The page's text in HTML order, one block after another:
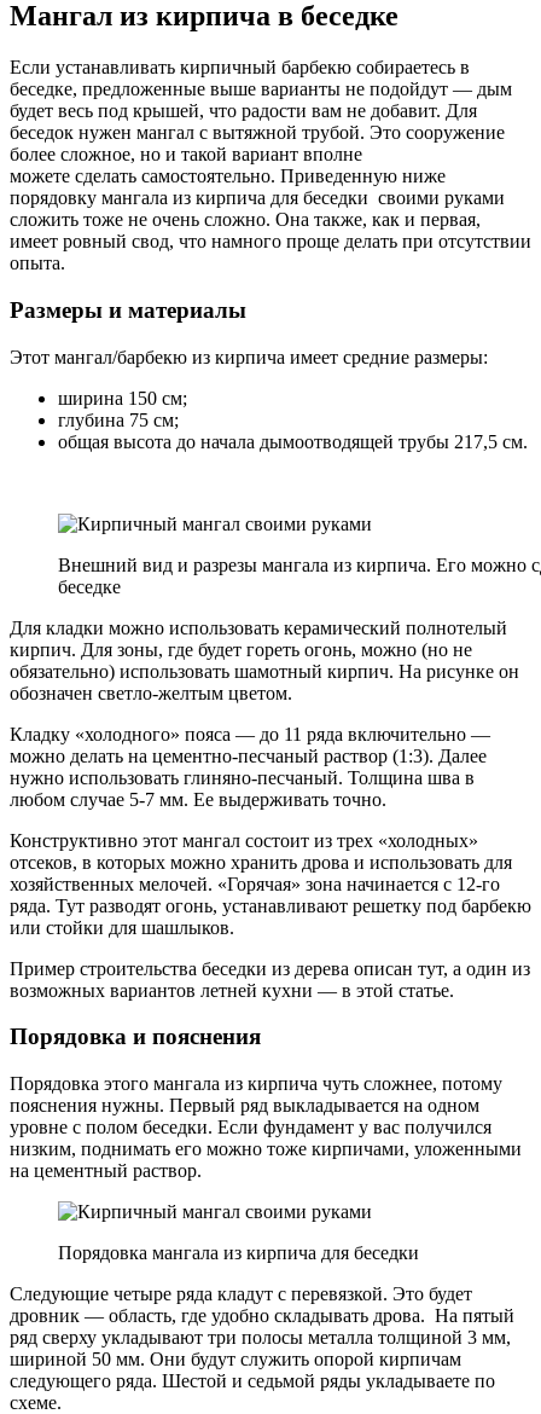
Мангал из кирпича в беседке
Если устанавливать кирпичный барбекю собираетесь в
беседке, предложенные выше варианты не подойдут — дым
будет весь под крышей, что радости вам не добавит. Для
беседок нужен мангал с вытяжной трубой. Это сооружение
более сложное, но и такой вариант вполне
можете сделать самостоятельно. Приведенную ниже
порядовку мангала из кирпича для беседки своими руками
сложить тоже не очень сложно. Она также, как и первая,
имеет ровный свод, что намного проще делать при отсутствии
опыта.
Размеры и материалы
Этот мангал/барбекю из кирпича имеет средние размеры:
ширина 150 см;
глубина 75 см;
общая высота до начала дымоотводящей трубы 217,5 см.
Внешний вид и разрезы мангала из кирпича. Его можно
беседке
Для кладки можно использовать керамический полнотелый
кирпич. Для зоны, где будет гореть огонь, можно (но не
обязательно) использовать шамотный кирпич. На рисунке он
обозначен светло-желтым цветом.
Кладку «холодного» пояса — до 11 ряда включительно —
можно делать на цементно-песчаный раствор (1:3). Далее
нужно использовать глиняно-песчаный. Толщина шва в
любом случае 5-7 мм. Ее выдерживать точно.
Конструктивно этот мангал состоит из трех «холодных»
отсеков, в которых можно хранить дрова и использовать для
хозяйственных мелочей. «Горячая» зона начинается с 12-го
ряда. Тут разводят огонь, устанавливают решетку под барбекю
или стойки для шашлыков.
Пример строительства беседки из дерева описан тут, а один из
возможных вариантов летней кухни — в этой статье.
Порядовка и пояснения
Порядовка этого мангала из кирпича чуть сложнее, потому
пояснения нужны. Первый ряд выкладывается на одном
уровне с полом беседки. Если фундамент у вас получился
низким, поднимать его можно тоже кирпичами, уложенными
на цементный раствор.
Порядовка мангала из кирпича для беседки
Следующие четыре ряда кладут с перевязкой. Это будет
дровник — область, где удобно складывать дрова. На пятый
ряд сверху укладывают три полосы металла толщиной 3 мм,
шириной 50 мм. Они будут служить опорой кирпичам
следующего ряда. Шестой и седьмой ряды укладываете по
схеме.